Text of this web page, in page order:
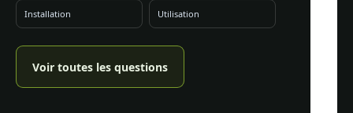
Installation Utilisation
Voir toutes les questions